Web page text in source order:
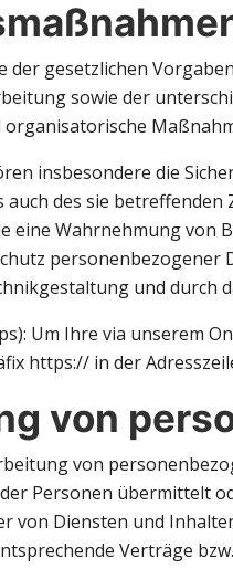
gesetzlichen
sowie der
insbesondere die
auch des sie
eine Wahrnehmung von
personenbezogener
und durch
Um Ihre via unserem
https:// in der
von
von
Personen übermittelt
von Diensten und
Verträge